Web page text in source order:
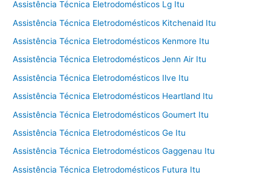
Assistência Técnica Eletrodomésticos Lg Itu
Assistência Técnica Eletrodomésticos Kitchenaid Itu
Assistência Técnica Eletrodomésticos Kenmore Itu
Assistência Técnica Eletrodomésticos Jenn Air Itu
Assistência Técnica Eletrodomésticos Ilve Itu
Assistência Técnica Eletrodomésticos Heartland Itu
Assistência Técnica Eletrodomésticos Goumert Itu
Assistência Técnica Eletrodomésticos Ge Itu
Assistência Técnica Eletrodomésticos Gaggenau Itu
Assistência Técnica Eletrodomésticos Futura Itu